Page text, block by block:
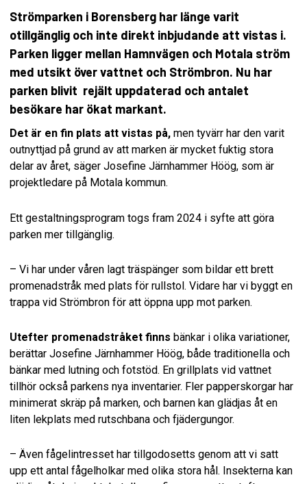
Strömparken i Borensberg har länge varit
otillgänglig och inte direkt inbjudande att vistas i.
Parken ligger mellan Hamnvägen och Motala ström
med utsikt över vattnet och Strömbron. Nu har
parken blivit rejält uppdaterad och antalet
besökare har ökat markant.
Det är en fin plats att vistas på,men tyvärr har den varit
outnyttjad på grund av att marken är mycket fuktig stora
delar av året, säger Josefine Järnhammer Höög, som är
projektledare på Motala kommun.
Ett gestaltningsprogram togs fram 2024 i syfte att göra
parken mer tillgänglig.
– Vi har under våren lagt träspänger som bildar ett brett
promenadstråk med plats för rullstol. Vidare har vi byggt en
trappa vid Strömbron för att öppna upp mot parken.
Utefter promenadstråket finns bänkar i olika variationer,
berättar Josefine Järnhammer Höög, både traditionella och
bänkar med lutning och fotstöd. En grillplats vid vattnet
tillhör också parkens nya inventarier. Fler papperskorgar har
minimerat skräp på marken, och barnen kan glädjas åt en
liten lekplats med rutschbana och fjädergungor.
– Även fågelintresset har tillgodosetts genom att vi satt
upp ett antal fågelholkar med olika stora hål. Insekterna kan